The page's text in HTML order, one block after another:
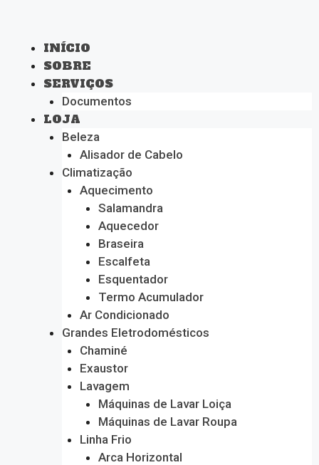
INÍCIO
SOBRE
SERVIÇOS
Documentos
LOJA
Beleza
Alisador de Cabelo
Climatização
Aquecimento
Salamandra
Aquecedor
Braseira
Escalfeta
Esquentador
Termo Acumulador
Ar Condicionado
Grandes Eletrodomésticos
Chaminé
Exaustor
Lavagem
Máquinas de Lavar Loiça
Máquinas de Lavar Roupa
Linha Frio
Arca Horizontal